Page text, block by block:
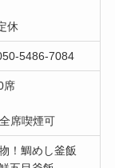
休
5486-7084
席
全席喫煙可
！鯛めし釜飯